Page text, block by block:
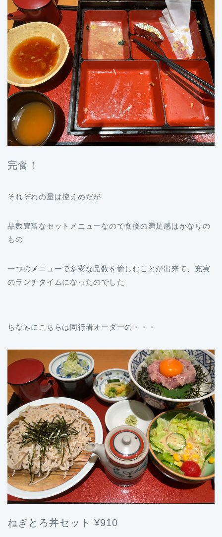
完食！
それぞれの量は控えめだが
品数豊富なセットメニューなので食後の満足感はかなりの
もの
一つのメニューで多彩な品数を愉しむことが出来て、充実
のランチタイムになったのでした
ちなみにこちらは同行者オーダーの・・・
ねぎとろ丼セット ¥910